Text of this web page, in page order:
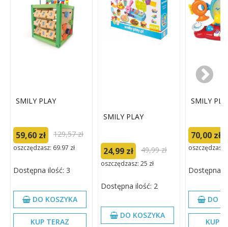
SMILY PLAY
59,60 zł 129,57 zł
oszczędzasz: 69.97 zł
Dostępna ilość: 3
DO KOSZYKA
KUP TERAZ
SMILY PLAY
24,99 zł 49,99 zł
oszczędzasz: 25 zł
Dostępna ilość: 2
DO KOSZYKA
SMILY
70,00 zł
oszczędzasz:
Dostępna
DO
KUP